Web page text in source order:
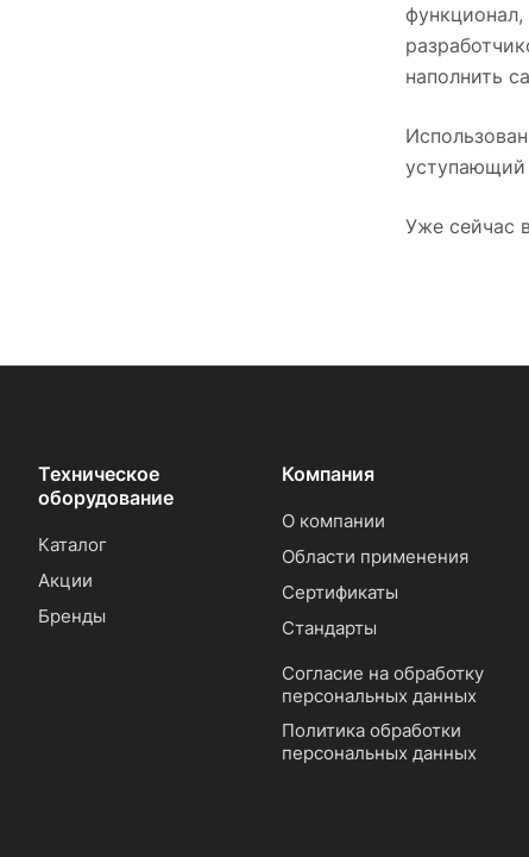
наполнить
уступающий
Уже сейчас
Техническое
оборудование
Каталог
Акции
Бренды
Компания
О компании
Области применения
Сертификаты
Стандарты
Согласие на обработку
персональных данных
Политика обработки
персональных данных